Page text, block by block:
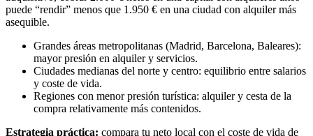
puede “rendir” menos que 1.950 € en una ciudad con alquiler más
asequible.
Grandes áreas metropolitanas (Madrid, Barcelona, Baleares):
mayor presión en alquiler y servicios.
Ciudades medianas del norte y centro: equilibrio entre salarios
y coste de vida.
Regiones con menor presión turística: alquiler y cesta de la
compra relativamente más contenidos.
Estrategia práctica: compara tu neto local con el coste de vida de